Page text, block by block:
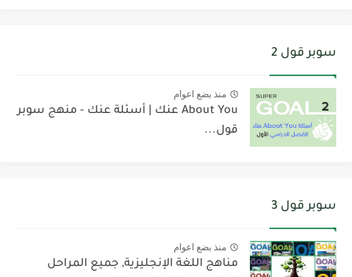
سوبر قول 2
منذ بضع اعوام
About You عنك | أسئلة عنك - منهج سوبر
قول...
سوبر قول 3
منذ بضع اعوام
مناهج اللغة الإنجليزية, جميع المراحل